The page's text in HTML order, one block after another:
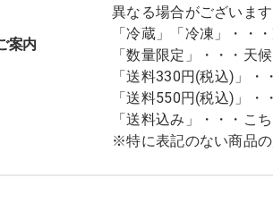
案内
異なる場合がございます
「冷蔵」「冷凍」・・
「数量限定」・・・天
「送料330円(税込)」
「送料550円(税込)」
「送料込み」・・・こ
※特に表記のない商品